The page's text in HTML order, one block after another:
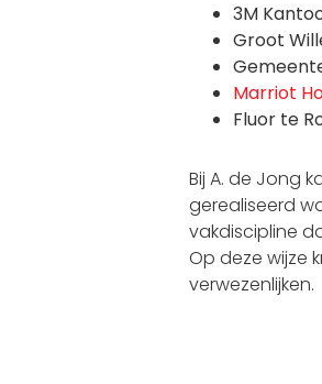
3M
Groot
Marriot
Fluor te
Bij A. de Jong
gerealiseerd
vakdiscipline
Op deze wijze
verwezenlijken.